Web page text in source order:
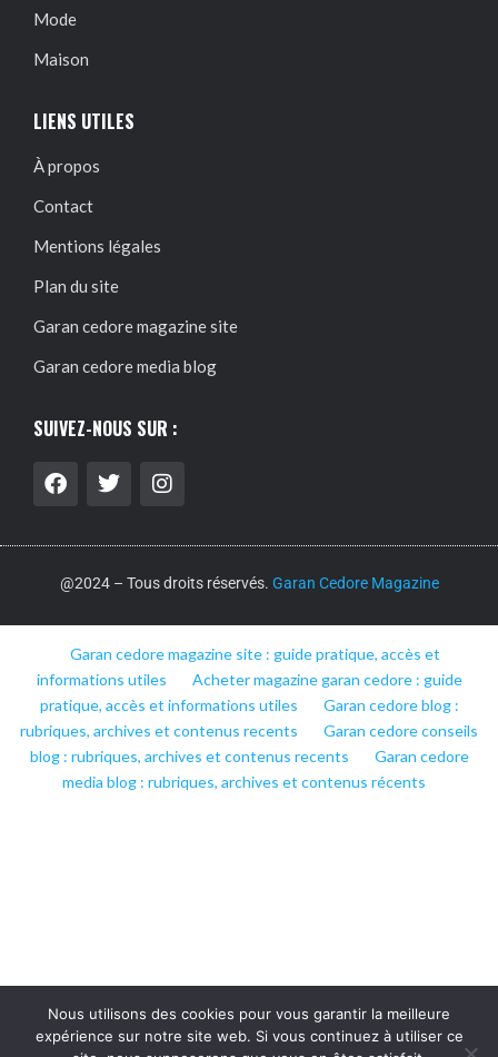
Mode
Maison
LIENS UTILES
À propos
Contact
Mentions légales
Plan du site
Garan cedore magazine site
Garan cedore media blog
SUIVEZ-NOUS SUR :
@2024 – Tous droits réservés. Garan Cedore Magazine
Garan cedore magazine site : guide pratique, accès et
informations utiles
Acheter magazine garan cedore : guide
pratique, accès et informations utiles
Garan cedore blog :
rubriques, archives et contenus recents
Garan cedore conseils
blog : rubriques, archives et contenus recents
Garan cedore
media blog : rubriques, archives et contenus récents
Nous utilisons des cookies pour vous garantir la meilleure
expérience sur notre site web. Si vous continuez à utiliser ce